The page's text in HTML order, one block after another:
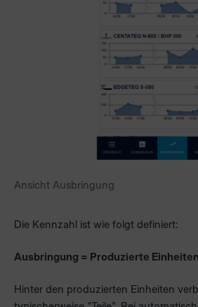
Ansicht Ausbringung
Die Kennzahl ist wie folgt definiert:
Ausbringung = Produzierte
Hinter den produzierten Einheiten